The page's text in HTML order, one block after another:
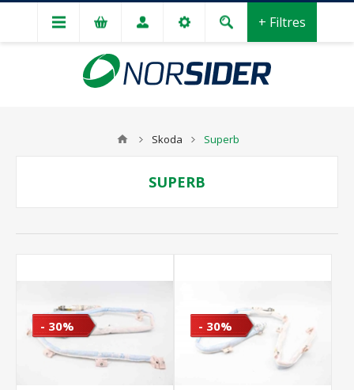
+ Filtres
Skoda Superb
SUPERB
- 30% - 30%